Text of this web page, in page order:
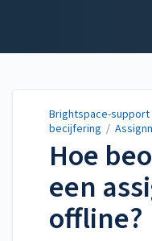
Brightspace-support
becijfering /
Hoe
een
offline?